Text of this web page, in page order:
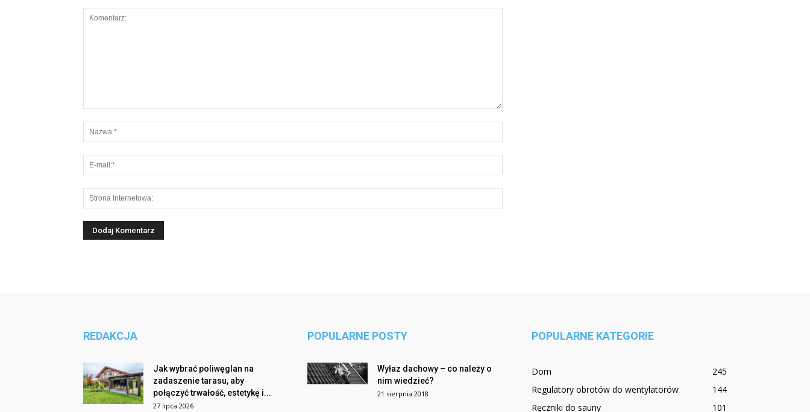
REDAKCJA
Jak wybrać poliwęglan na
zadaszenie tarasu, aby
połączyć trwałość, estetykę i...
27 lipca 2026
POPULARNE POSTY
Wyłaz dachowy – co należy o
nim wiedzieć?
21 sierpnia 2018
POPULARNE KATEGORIE
Dom
245
Regulatory obrotów do wentylatorów
144
Ręczniki do sauny
101